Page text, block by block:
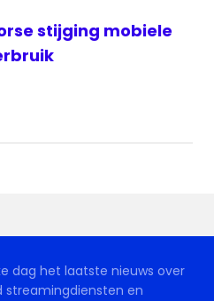
stijging mobiele
dag het laatste nieuws over
streamingdiensten en